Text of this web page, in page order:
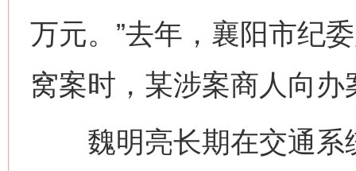
万元。”去年，襄阳市纪
窝案时，某涉案商人向
魏明亮长期在交通系